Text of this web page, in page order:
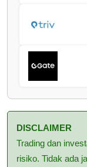
DISCLAIMER
Trading dan
risiko. Tidak ada